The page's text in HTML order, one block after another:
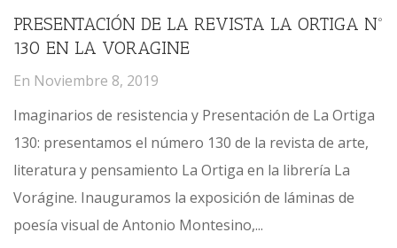
PRESENTACIÓN DE LA REVISTA LA ORTIGA Nº
130 EN LA VORAGINE
En Noviembre 8, 2019
Imaginarios de resistencia y Presentación de La Ortiga
130: presentamos el número 130 de la revista de arte,
literatura y pensamiento La Ortiga en la librería La
Vorágine. Inauguramos la exposición de láminas de
poesía visual de Antonio Montesino,...